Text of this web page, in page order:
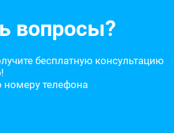
вопросы?
бесплатную консультацию
номеру телефона